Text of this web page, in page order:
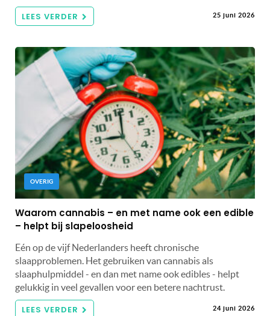
LEES VERDER 25 juni 2026
OVERIG
Waarom cannabis – en met name ook een edible
– helpt bij slapeloosheid
Eén op de vijf Nederlanders heeft chronische
slaapproblemen. Het gebruiken van cannabis als
slaaphulpmiddel - en dan met name ook edibles - helpt
gelukkig in veel gevallen voor een betere nachtrust.
LEES VERDER 24 juni 2026